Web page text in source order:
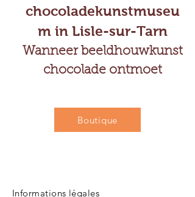
chocoladekunstmuseu
m in Lisle-sur-Tarn
Wanneer beeldhouwkunst
chocolade ontmoet
Boutique
Informations légales